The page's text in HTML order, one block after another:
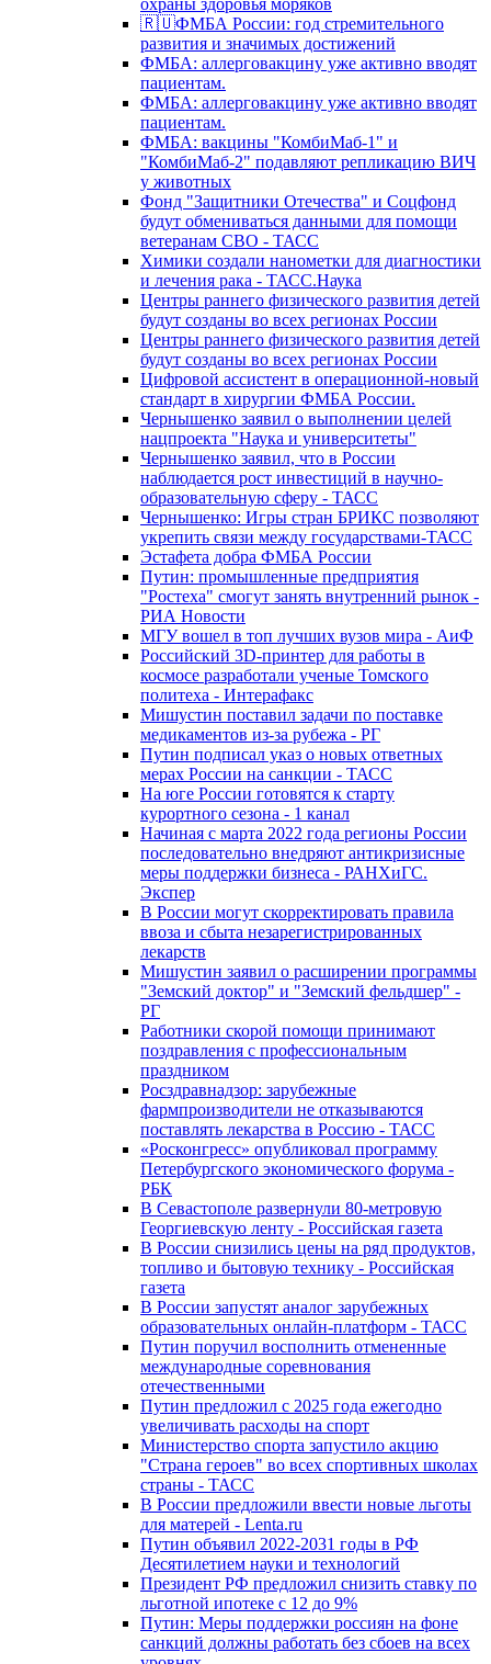
охраны здоровья моряков
🇷🇺ФМБА России: год стремительного
развития и значимых достижений
ФМБА: аллерговакцину уже активно вводят
пациентам.
ФМБА: аллерговакцину уже активно вводят
пациентам.
ФМБА: вакцины "КомбиМаб-1" и
"КомбиМаб-2" подавляют репликацию ВИЧ
у животных
Фонд "Защитники Отечества" и Соцфонд
будут обмениваться данными для помощи
ветеранам СВО - ТАСС
Химики создали нанометки для диагностики
и лечения рака - ТАСС.Наука
Центры раннего физического развития детей
будут созданы во всех регионах России
Центры раннего физического развития детей
будут созданы во всех регионах России
Цифровой ассистент в операционной-новый
стандарт в хирургии ФМБА России.
Чернышенко заявил о выполнении целей
нацпроекта "Наука и университеты"
Чернышенко заявил, что в России
наблюдается рост инвестиций в научно-
образовательную сферу - ТАСС
Чернышенко: Игры стран БРИКС позволяют
укрепить связи между государствами-ТАСС
Эстафета добра ФМБА России
Путин: промышленные предприятия
"Ростеха" смогут занять внутренний рынок -
РИА Новости
МГУ вошел в топ лучших вузов мира - АиФ
Российский 3D-принтер для работы в
космосе разработали ученые Томского
политеха - Интерафакс
Мишустин поставил задачи по поставке
медикаментов из-за рубежа - РГ
Путин подписал указ о новых ответных
мерах России на санкции - ТАСС
На юге России готовятся к старту
курортного сезона - 1 канал
Начиная с марта 2022 года регионы России
последовательно внедряют антикризисные
меры поддержки бизнеса - РАНХиГС.
Экспер
В России могут скорректировать правила
ввоза и сбыта незарегистрированных
лекарств
Мишустин заявил о расширении программы
"Земский доктор" и "Земский фельдшер" -
РГ
Работники скорой помощи принимают
поздравления с профессиональным
праздником
Росздравнадзор: зарубежные
фармпроизводители не отказываются
поставлять лекарства в Россию - ТАСС
«Росконгресс» опубликовал программу
Петербургского экономического форума -
РБК
В Севастополе развернули 80-метровую
Георгиевскую ленту - Российская газета
В России снизились цены на ряд продуктов,
топливо и бытовую технику - Российская
газета
В России запустят аналог зарубежных
образовательных онлайн-платформ - ТАСС
Путин поручил восполнить отмененные
международные соревнования
отечественными
Путин предложил с 2025 года ежегодно
увеличивать расходы на спорт
Министерство спорта запустило акцию
"Страна героев" во всех спортивных школах
страны - ТАСС
В России предложили ввести новые льготы
для матерей - Lenta.ru
Путин объявил 2022-2031 годы в РФ
Десятилетием науки и технологий
Президент РФ предложил снизить ставку по
льготной ипотеке с 12 до 9%
Путин: Меры поддержки россиян на фоне
санкций должны работать без сбоев на всех